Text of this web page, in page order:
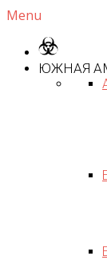
Menu
ЮЖНАЯ